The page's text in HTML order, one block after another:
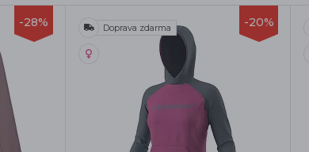
-28% -20%
Doprava zdarma